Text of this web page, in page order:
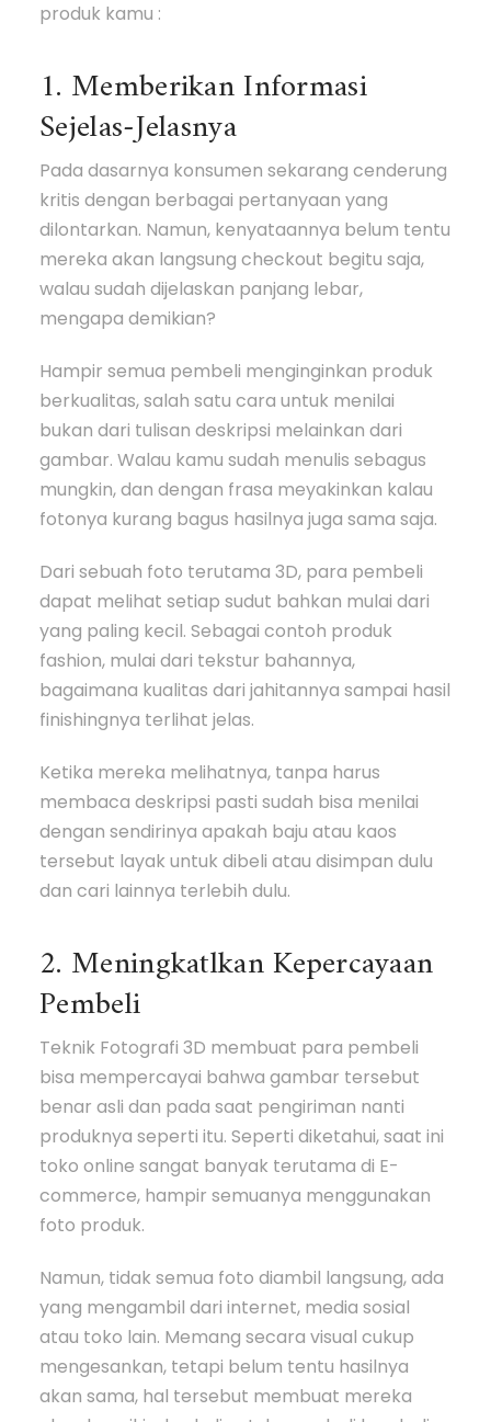
produk kamu :
1. Memberikan Informasi
Sejelas-Jelasnya
Pada dasarnya konsumen sekarang cenderung
kritis dengan berbagai pertanyaan yang
dilontarkan. Namun, kenyataannya belum tentu
mereka akan langsung checkout begitu saja,
walau sudah dijelaskan panjang lebar,
mengapa demikian?
Hampir semua pembeli menginginkan produk
berkualitas, salah satu cara untuk menilai
bukan dari tulisan deskripsi melainkan dari
gambar. Walau kamu sudah menulis sebagus
mungkin, dan dengan frasa meyakinkan kalau
fotonya kurang bagus hasilnya juga sama saja.
Dari sebuah foto terutama 3D, para pembeli
dapat melihat setiap sudut bahkan mulai dari
yang paling kecil. Sebagai contoh produk
fashion, mulai dari tekstur bahannya,
bagaimana kualitas dari jahitannya sampai hasil
finishingnya terlihat jelas.
Ketika mereka melihatnya, tanpa harus
membaca deskripsi pasti sudah bisa menilai
dengan sendirinya apakah baju atau kaos
tersebut layak untuk dibeli atau disimpan dulu
dan cari lainnya terlebih dulu.
2. Meningkatlkan Kepercayaan
Pembeli
Teknik Fotografi 3D membuat para pembeli
bisa mempercayai bahwa gambar tersebut
benar asli dan pada saat pengiriman nanti
produknya seperti itu. Seperti diketahui, saat ini
toko online sangat banyak terutama di E-
commerce, hampir semuanya menggunakan
foto produk.
Namun, tidak semua foto diambil langsung, ada
yang mengambil dari internet, media sosial
atau toko lain. Memang secara visual cukup
mengesankan, tetapi belum tentu hasilnya
akan sama, hal tersebut membuat mereka